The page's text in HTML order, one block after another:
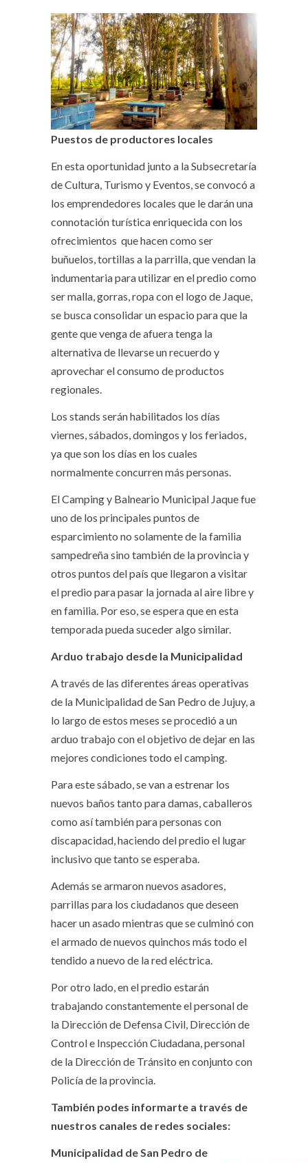
Puestos de productores locales
En esta oportunidad junto a la Subsecretaría
de Cultura, Turismo y Eventos, se convocó a
los emprendedores locales que le darán una
connotación turística enriquecida con los
ofrecimientos que hacen como ser
buñuelos, tortillas a la parrilla, que vendan la
indumentaria para utilizar en el predio como
ser malla, gorras, ropa con el logo de Jaque,
se busca consolidar un espacio para que la
gente que venga de afuera tenga la
alternativa de llevarse un recuerdo y
aprovechar el consumo de productos
regionales.
Los stands serán habilitados los días
viernes, sábados, domingos y los feriados,
ya que son los días en los cuales
normalmente concurren más personas.
El Camping y Balneario Municipal Jaque fue
uno de los principales puntos de
esparcimiento no solamente de la familia
sampedreña sino también de la provincia y
otros puntos del país que llegaron a visitar
el predio para pasar la jornada al aire libre y
en familia. Por eso, se espera que en esta
temporada pueda suceder algo similar.
Arduo trabajo desde la Municipalidad
A través de las diferentes áreas operativas
de la Municipalidad de San Pedro de Jujuy, a
lo largo de estos meses se procedió a un
arduo trabajo con el objetivo de dejar en las
mejores condiciones todo el camping.
Para este sábado, se van a estrenar los
nuevos baños tanto para damas, caballeros
como así también para personas con
discapacidad, haciendo del predio el lugar
inclusivo que tanto se esperaba.
Además se armaron nuevos asadores,
parrillas para los ciudadanos que deseen
hacer un asado mientras que se culminó con
el armado de nuevos quinchos más todo el
tendido a nuevo de la red eléctrica.
Por otro lado, en el predio estarán
trabajando constantemente el personal de
la Dirección de Defensa Civil, Dirección de
Control e Inspección Ciudadana, personal
de la Dirección de Tránsito en conjunto con
Policía de la provincia.
También podes informarte a través de
nuestros canales de redes sociales:
Municipalidad de San Pedro de